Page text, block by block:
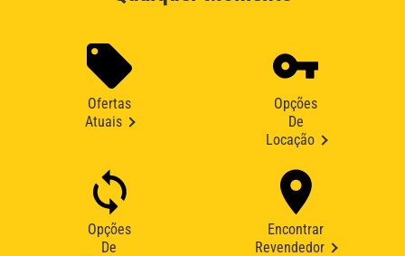
Ofertas
Atuais
Opções
De
Locação
Opções
De
Encontrar
Revendedor